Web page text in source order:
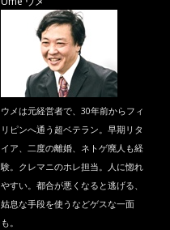
ウメは元経営者で、30年前からフィ
リピンへ通う超ベテラン。早期リタ
イア、二度の離婚、ネトゲ廃人も経
験。クレマニのホレ担当。人に惚れ
やすい。都合が悪くなると逃げる、
姑息な手段を使うなどゲスな一面
も。